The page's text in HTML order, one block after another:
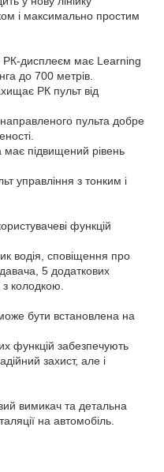
і максимально простим
РК-дисплеєм має Learning
до 700 метрів.
РК пульт від
пульта добре
має підвищений рівень
управління з тонким і
функцій
водія, сповіщення про
5 додаткових
з колодкою.
бути встановлена на
функцій забезпечують
захист, але і
вимикач та детальна
на автомобіль.